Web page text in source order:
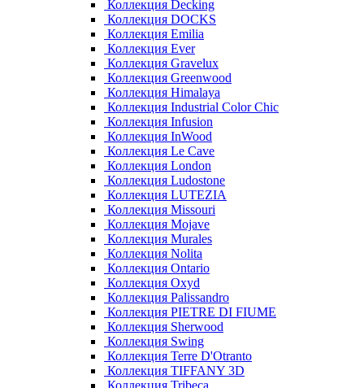
Коллекция Decking
Коллекция DOCKS
Коллекция Emilia
Коллекция Ever
Коллекция Gravelux
Коллекция Greenwood
Коллекция Himalaya
Коллекция Industrial Color Chic
Коллекция Infusion
Коллекция InWood
Коллекция Le Cave
Коллекция London
Коллекция Ludostone
Коллекция LUTEZIA
Коллекция Missouri
Коллекция Mojave
Коллекция Murales
Коллекция Nolita
Коллекция Ontario
Коллекция Oxyd
Коллекция Palissandro
Коллекция PIETRE DI FIUME
Коллекция Sherwood
Коллекция Swing
Коллекция Terre D'Otranto
Коллекция TIFFANY 3D
Коллекция Tribeca